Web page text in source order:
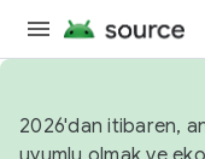
2026'dan itibaren,